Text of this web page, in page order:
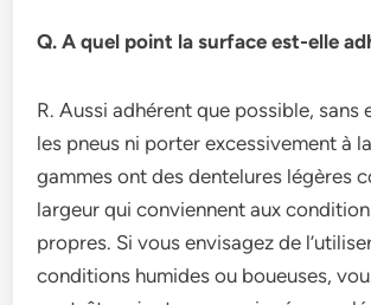
Q. A quel point la surface est-elle
R. Aussi adhérent que possible, sans
les pneus ni porter excessivement à
gammes ont des dentelures légères
largeur qui conviennent aux
propres. Si vous envisagez de
conditions humides ou boueuses,